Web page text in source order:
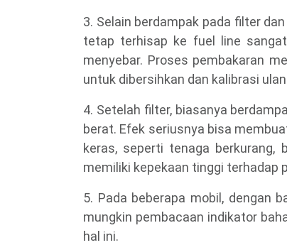
3. Selain berdampak pada filter
tetap terhisap ke fuel line
menyebar. Proses pembakaran
untuk dibersihkan dan kalibrasi
4. Setelah filter, biasanya
berat. Efek seriusnya bisa
keras, seperti tenaga berkurang,
memiliki kepekaan tinggi terhadap
5. Pada beberapa mobil, dengan
mungkin pembacaan indikator
hal ini.